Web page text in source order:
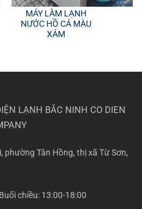
MÁY LÀM LẠNH
NƯỚC HỒ CÁ MÀU
XÁM
LẠNH BẮC NINH CO DIEN
phường Tân Hồng, thị xã Từ Sơn,
chiều: 13:00-18:00